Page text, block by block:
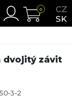
CZ
SK
0
dvojitý závit
3-2